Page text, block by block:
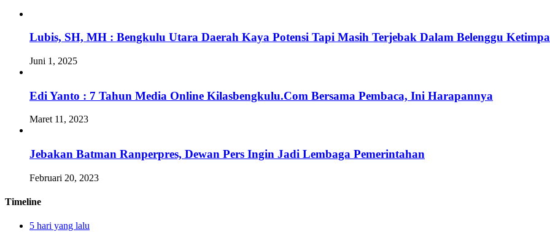
Lubis, SH, MH : Bengkulu Utara Daerah Kaya Potensi Tapi Masih Terjebak Dalam Belenggu
Juni 1, 2025
Edi Yanto : 7 Tahun Media Online Kilasbengkulu.Com Bersama Pembaca, Ini Harapannya
Maret 11, 2023
Jebakan Batman Ranperpres, Dewan Pers Ingin Jadi Lembaga Pemerintahan
Februari 20, 2023
Timeline
5 hari yang lalu